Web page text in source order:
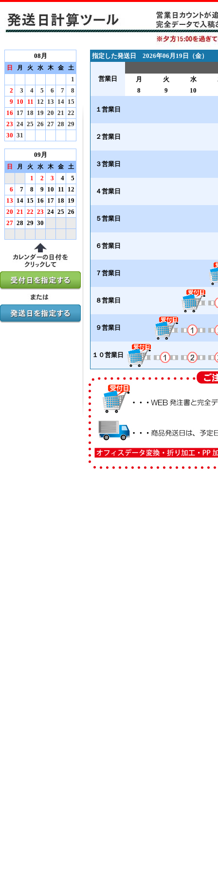
08月
日 月 火 水 木 金 土
1
2
3 4 5 6 7
8
9 10 11 12 13 14 15
16 17 18 19 20 21 22
23 24 25 26 27 28 29
30 31
09月
日 月 火 水 木 金 土
1 2 3 4
5
6
7 8 9 10 11 12
13 14 15 16 17 18 19
20 21 22 23 24 25 26
27 28 29 30
指定した発送日 2026年06月19日（金）
営業日 月 火 水
8
9 10
１営業日
２営業日
３営業日
４営業日
５営業日
６営業日
７営業日
８営業日
９営業日
１０営業日